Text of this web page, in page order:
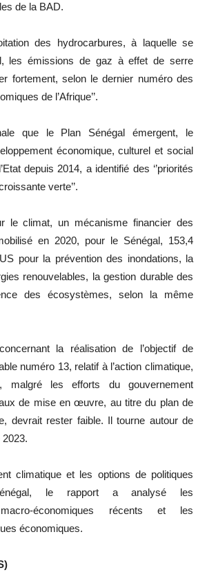
de la BAD.
des hydrocarbures, à laquelle se
les émissions de gaz à effet de serre
fortement, selon le dernier numéro des
de l’Afrique’’.
que le Plan Sénégal émergent, le
économique, culturel et social
depuis 2014, a identifié des ‘’priorités
verte’’.
le climat, un mécanisme financier des
en 2020, pour le Sénégal, 153,4
pour la prévention des inondations, la
renouvelables, la gestion durable des
des écosystèmes, selon la même
la réalisation de l’objectif de
numéro 13, relatif à l’action climatique,
malgré les efforts du gouvernement
de mise en œuvre, au titre du plan de
devrait rester faible. Il tourne autour de
2023.
climatique et les options de politiques
le rapport a analysé les
macro-économiques récents et les
économiques.